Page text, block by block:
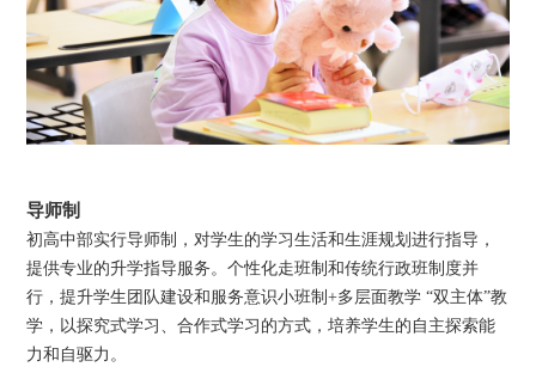
导师制
初高中部实行导师制，对学生的学习生活和生涯规划进行指导，
提供专业的升学指导服务。个性化走班制和传统行政班制度并
行，提升学生团队建设和服务意识小班制+多层面教学 “双主体”教
学，以探究式学习、合作式学习的方式，培养学生的自主探索能
力和自驱力。